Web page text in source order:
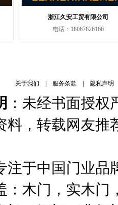
浙江久安工贸有限公司
电话：18067626166
关于我们 服务条款 隐私声明
：未经书面授
料，转载网友
注于中国门业
：木门，实木